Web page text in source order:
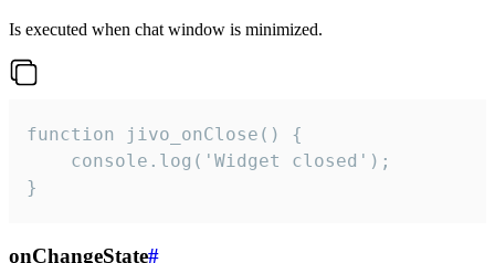
Is executed when chat window is minimized.
function jivo_onClose() {
    console.log('Widget closed');
}
onChangeState#